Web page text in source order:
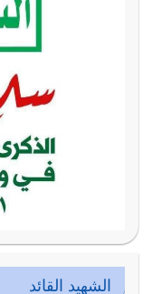
الشهيد القائد